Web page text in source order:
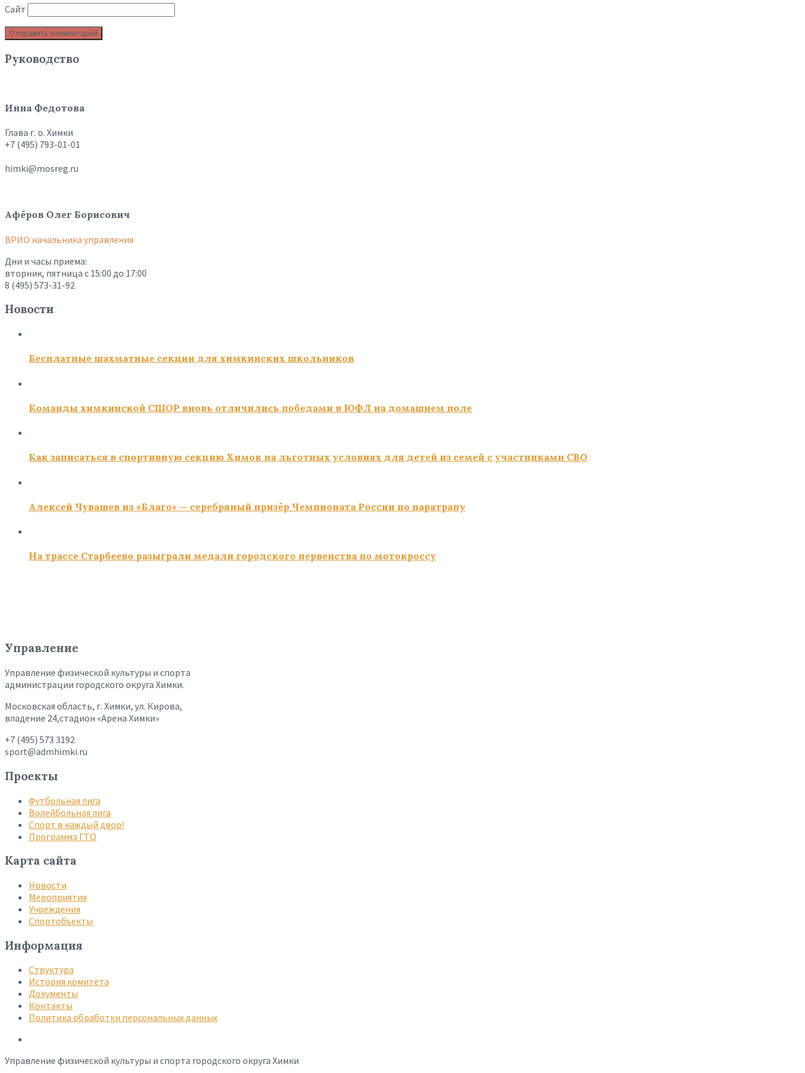
Сайт
Руководство
Инна Федотова
Глава г. о. Химки
+7 (495) 793-01-01
himki@mosreg.ru
Афёров Олег Борисович
ВРИО начальника управления
Дни и часы приема:
вторник, пятница с 15:00 до 17:00
8 (495) 573-31-92
Новости
Бесплатные шахматные секции для химкинских школьников
Команды химкинской СШОР вновь отличились победами в ЮФЛ на домашнем поле
Как записаться в спортивную секцию Химок на льготных условиях для детей из семей с участниками СВО
Алексей Чувашев из «Благо» — серебряный призёр Чемпионата России по паратрапу
На трассе Старбеево разыграли медали городского первенства по мотокроссу
Управление
Управление физической культуры и спорта
администрации городского округа Химки.
Московская область, г. Химки, ул. Кирова,
владение 24,стадион «Арена Химки»
+7 (495) 573 3192
sport@admhimki.ru
Проекты
Футбольная лига
Волейбольная лига
Спорт в каждый двор!
Программа ГТО
Карта сайта
Новости
Мероприятия
Учреждения
Спортобъекты
Информация
Структура
История комитета
Документы
Контакты
Политика обработки персональных данных
Управление физической культуры и спорта городского округа Химки